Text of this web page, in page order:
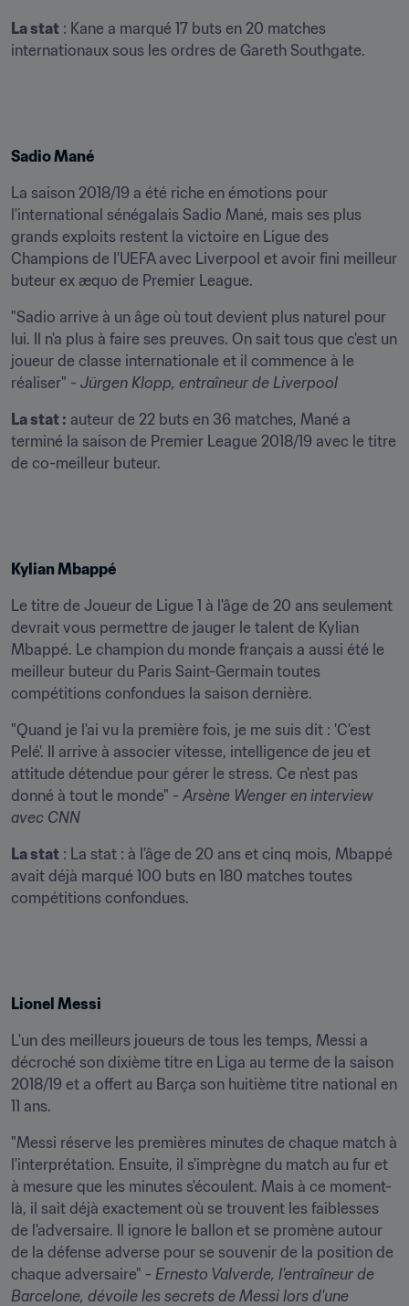
La stat : Kane a marqué 17 buts en 20 matches
internationaux sous les ordres de Gareth Southgate.
Sadio Mané
La saison 2018/19 a été riche en émotions pour
l'international sénégalais Sadio Mané, mais ses plus
grands exploits restent la victoire en Ligue des
Champions de l'UEFA avec Liverpool et avoir fini meilleur
buteur ex æquo de Premier League.
"Sadio arrive à un âge où tout devient plus naturel pour
lui. Il n'a plus à faire ses preuves. On sait tous que c'est un
joueur de classe internationale et il commence à le
réaliser" - Jürgen Klopp, entraîneur de Liverpool
La stat : auteur de 22 buts en 36 matches, Mané a
terminé la saison de Premier League 2018/19 avec le titre
de co-meilleur buteur.
Kylian Mbappé
Le titre de Joueur de Ligue 1 à l'âge de 20 ans seulement
devrait vous permettre de jauger le talent de Kylian
Mbappé. Le champion du monde français a aussi été le
meilleur buteur du Paris Saint-Germain toutes
compétitions confondues la saison dernière.
"Quand je l'ai vu la première fois, je me suis dit : 'C'est
Pelé'. Il arrive à associer vitesse, intelligence de jeu et
attitude détendue pour gérer le stress. Ce n'est pas
donné à tout le monde" - Arsène Wenger en interview
avec CNN
La stat : La stat : à l'âge de 20 ans et cinq mois, Mbappé
avait déjà marqué 100 buts en 180 matches toutes
compétitions confondues.
Lionel Messi
L'un des meilleurs joueurs de tous les temps, Messi a
décroché son dixième titre en Liga au terme de la saison
2018/19 et a offert au Barça son huitième titre national en
11 ans.
"Messi réserve les premières minutes de chaque match à
l'interprétation. Ensuite, il s'imprègne du match au fur et
à mesure que les minutes s'écoulent. Mais à ce moment-
là, il sait déjà exactement où se trouvent les faiblesses
de l'adversaire. Il ignore le ballon et se promène autour
de la défense adverse pour se souvenir de la position de
chaque adversaire" - Ernesto Valverde, l'entraîneur de
Barcelone, dévoile les secrets de Messi lors d'une